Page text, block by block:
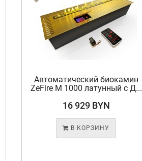
Автоматический биокамин
ZeFire М 1000 латунный с Д...
16 929 BYN
В КОРЗИНУ